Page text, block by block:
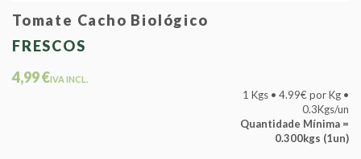
Tomate Cacho Biológico
FRESCOS
4,99 €IVA INCL.
1 Kgs • 4.99€ por Kg •
0.3Kgs/un
Quantidade Mínima =
0.300kgs (1un)